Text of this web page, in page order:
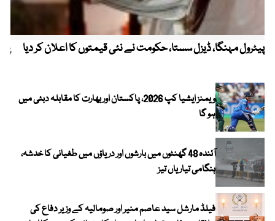
پیٹرول مہنگا، ڈیزل سستا، حکومت نے نئی قیمتوں کا اعلان کر دیا
ویمنز ایشیا کپ 2026، پاکستان اور بھارت کا مقابلہ دبئی میں
ہو گا
آئندہ 48 گھنٹوں میں بارشوں اور دریاؤں میں طغیانی کا خدشہ،
ہنگامی تیاریاں تیز
فیلڈ مارشل سید عاصم منیر اور صومالیہ کے وزیر دفاع کی